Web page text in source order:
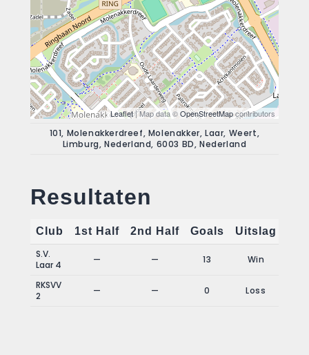
Leaflet| Map data ©OpenStreetMapcontributors
101, Molenakkerdreef, Molenakker, Laar, Weert,
Limburg, Nederland, 6003 BD, Nederland
Resultaten
Club 1st Half 2nd Half Goals
Uitslag
S.V.
Laar 4
— — 13 Win
RKSVV
2
— — 0 Loss